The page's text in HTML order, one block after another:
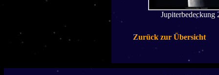
Jupiterbedeckung
Zurück zur Übersicht